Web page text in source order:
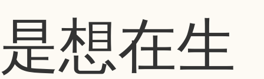
是想在生